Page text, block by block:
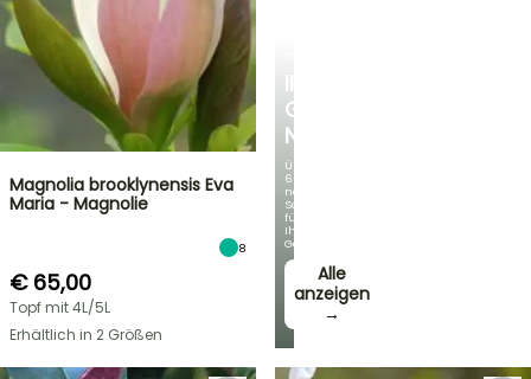
IRIS
GERMANICA
NEUHEITEN
Über
60
neue
Sorten
für
Ihren
Garten!
Alle
anzeigen
→
Magnolia brooklynensis Eva
Maria - Magnolie
8
€ 65,00
Topf mit 4L/5L
Erhältlich in 2 Größen